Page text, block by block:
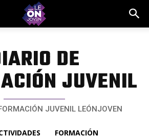
DE
JUVENIL
JUVENIL LEÓNJOVEN
FORMACIÓN